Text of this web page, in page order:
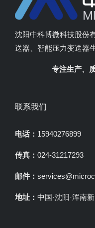
沈阳中科博微科技股份
送器、智能压力变送器
专注生产、
联系我们
电话： 15940276899
传真： 024-31217293
邮件：
地址： 中国·沈阳·浑南